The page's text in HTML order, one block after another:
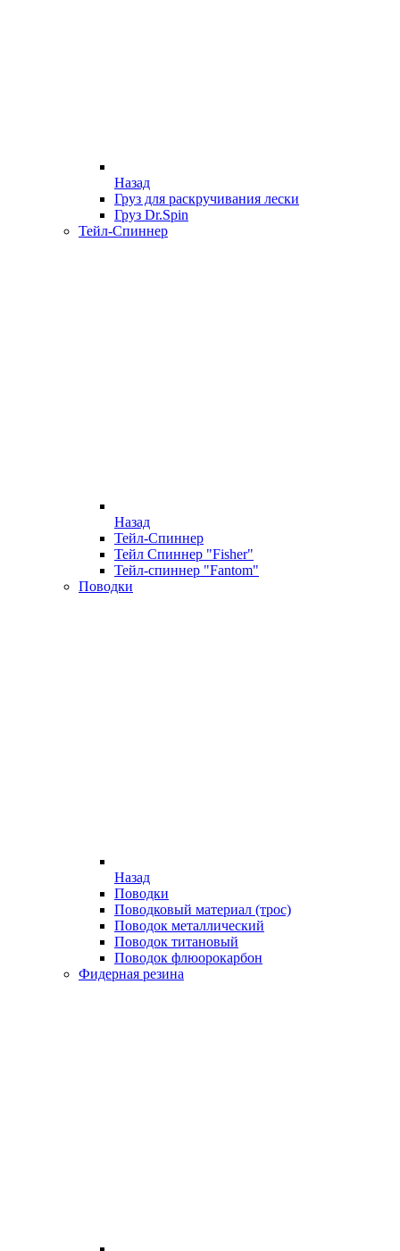
Назад
Груз для раскручивания лески
Груз Dr.Spin
Тейл-Спиннер
Назад
Тейл-Спиннер
Тейл Спиннер "Fisher"
Тейл-спиннер "Fantom"
Поводки
Назад
Поводки
Поводковый материал (трос)
Поводок металлический
Поводок титановый
Поводок флюорокарбон
Фидерная резина